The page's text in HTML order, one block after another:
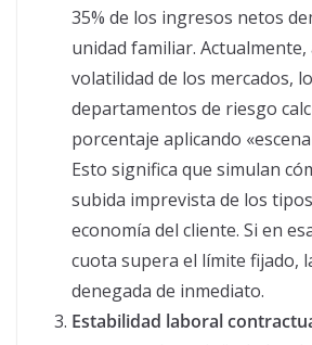
35% de los ingresos netos
unidad familiar. Actualmente,
volatilidad de los mercados,
departamentos de riesgo
porcentaje aplicando
Esto significa que simulan
subida imprevista de los
economía del cliente. Si en
cuota supera el límite fijado,
denegada de inmediato.
Estabilidad laboral